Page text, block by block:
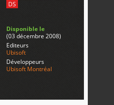
DS
Disponible le
(03 décembre 2008)
Editeurs
Ubisoft
Développeurs
Ubisoft Montréal